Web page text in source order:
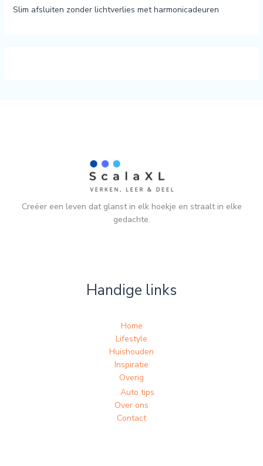
Slim afsluiten zonder lichtverlies met harmonicadeuren
Creëer een leven dat glanst in elk hoekje en straalt in elke
gedachte.
Handige links
Home
Lifestyle
Huishouden
Inspiratie
Overig
Auto tips
Over ons
Contact